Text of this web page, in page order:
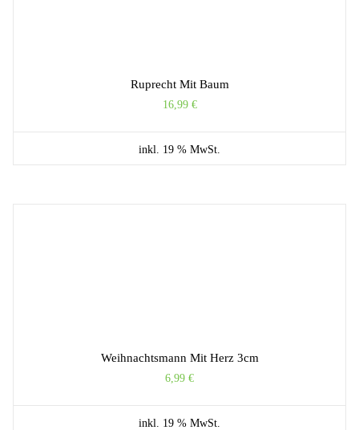
Ruprecht Mit Baum
16,99 €
inkl. 19 % MwSt.
Weihnachtsmann Mit Herz 3cm
6,99 €
inkl. 19 % MwSt.